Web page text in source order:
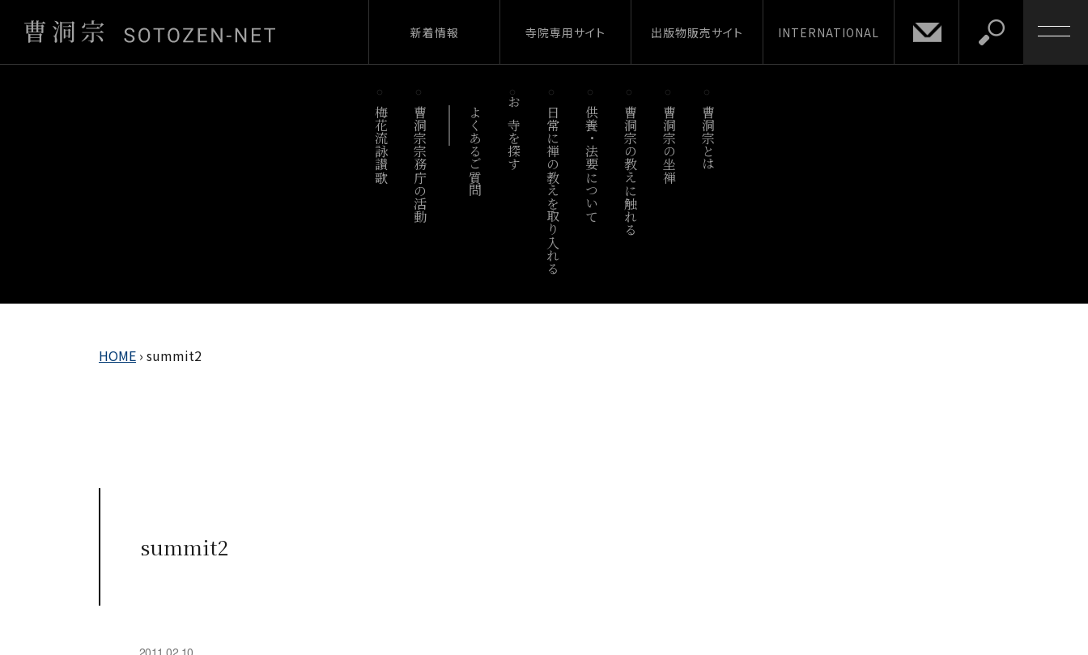
新着情報 寺院専用サイト 出版物販売サイト INTERNATIONAL
梅花流詠讃歌 曹洞宗宗務庁の活動 よくあるご質問 お寺を探す 日常に禅の教えを取り入れる 供養・法要について 曹洞宗の教えに触れる 曹洞宗の坐禅 曹洞宗とは
HOME › summit2
summit2
2011.02.10